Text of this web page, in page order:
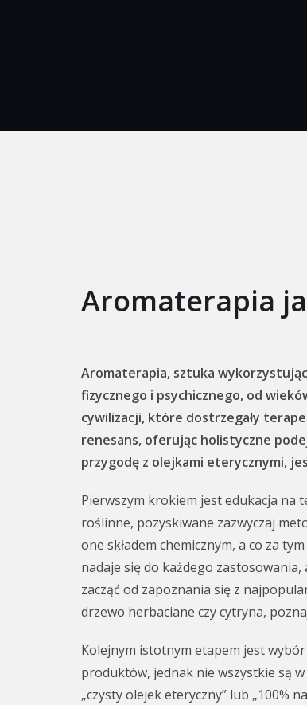
Aromaterapia
Aromaterapia, sztuka
fizycznego i psychicznego, od
cywilizacji, które dostrzegały
renesans, oferując holistyczne
przygodę z olejkami eterycznymi,
Pierwszym krokiem jest edukacja na
roślinne, pozyskiwane zazwyczaj
one składem chemicznym, a co za
nadaje się do każdego
zacząć od zapoznania się z
drzewo herbaciane czy cytryna,
Kolejnym istotnym etapem jest
produktów, jednak nie wszystkie są
„czysty olejek eteryczny” lub „100%